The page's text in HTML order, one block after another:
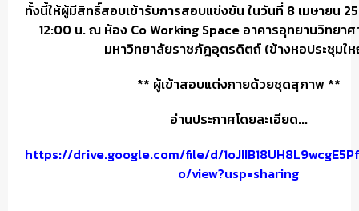
ทั้งนี้ให้ผู้มีสิทธิ์สอบเข้ารับการสอบแข่งขัน ในวันที่ 8 เมษายน
12:00 น. ณ ห้อง Co Working Space อาคารอุทยานวิทยา
มหาวิทยาลัยราชภัฎอุตรดิตถ์ (ข้างหอประชุมใ
** ผู้เข้าสอบแต่งกายด้วยชุดสุภาพ **
อ่านประกาศโดยละเอียด...
https://drive.google.com/file/d/
o/view?usp=sharing